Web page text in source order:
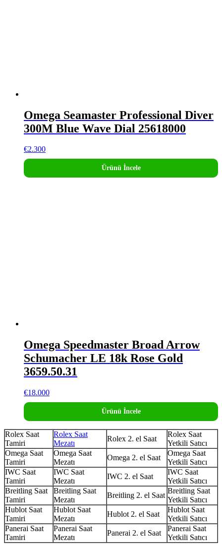
Omega Seamaster Professional Diver
300M Blue Wave Dial 25618000
€2.300
Ürünü İncele
Omega Speedmaster Broad Arrow
Schumacher LE 18k Rose Gold
3659.50.31
€18.000
Ürünü İncele
Rolex Saat
Tamiri
Rolex Saat
Mezatı
Rolex 2. el Saat
Rolex Saat
Yetkili Satıcı
Omega Saat
Tamiri
Omega Saat
Mezatı
Omega 2. el Saat
Omega Saat
Yetkili Satıcı
IWC Saat
Tamiri
IWC Saat
Mezatı
IWC 2. el Saat
IWC Saat
Yetkili Satıcı
Breitling Saat
Tamiri
Breitling Saat
Mezatı
Breitling 2. el Saat
Breitling Saat
Yetkili Satıcı
Hublot Saat
Tamiri
Hublot Saat
Mezatı
Hublot 2. el Saat
Hublot Saat
Yetkili Satıcı
Panerai Saat
Tamiri
Panerai Saat
Mezatı
Panerai 2. el Saat
Panerai Saat
Yetkili Satıcı